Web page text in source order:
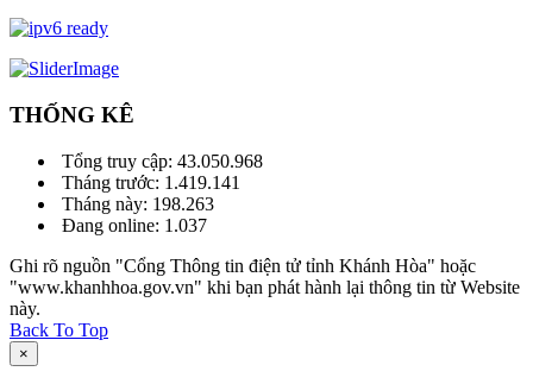
THỐNG KÊ
Tổng truy cập: 43.050.968
Tháng trước: 1.419.141
Tháng này: 198.263
Đang online: 1.037
Ghi rõ nguồn "Cổng Thông tin điện tử tỉnh Khánh Hòa" hoặc
"www.khanhhoa.gov.vn" khi bạn phát hành lại thông tin từ Website
này.
Back To Top
×